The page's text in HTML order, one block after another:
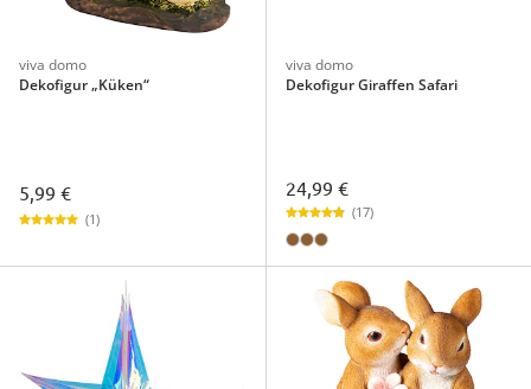
viva domo
Dekofigur „Küken“
5,99 €
(1)
viva domo
Dekofigur Giraffen Safari
24,99 €
(17)